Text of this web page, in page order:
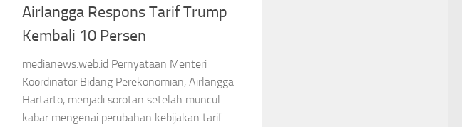
Airlangga Respons Tarif Trump
Kembali 10 Persen
medianews.web.id Pernyataan Menteri
Koordinator Bidang Perekonomian, Airlangga
Hartarto, menjadi sorotan setelah muncul
kabar mengenai perubahan kebijakan tarif